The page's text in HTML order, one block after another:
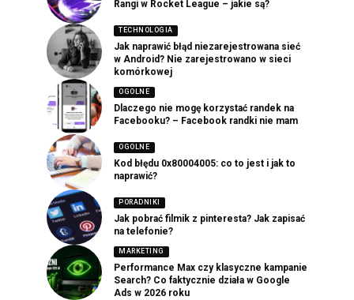
Rangi w Rocket League – jakie są?
TECHNOLOGIA
Jak naprawić błąd niezarejestrowana sieć
w Android? Nie zarejestrowano w sieci
komórkowej
OGOLNE
Dlaczego nie mogę korzystać randek na
Facebooku? – Facebook randki nie mam
OGOLNE
Kod błędu 0x80004005: co to jest i jak to
naprawić?
PORADNIKI
Jak pobrać filmik z pinteresta? Jak zapisać
na telefonie?
MARKETING
Performance Max czy klasyczne kampanie
Search? Co faktycznie działa w Google
Ads w 2026 roku